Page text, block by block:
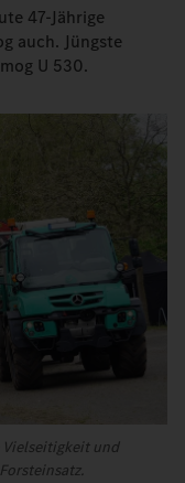
47-Jährige
auch. Jüngste
U 530.
Vielseitigkeit und